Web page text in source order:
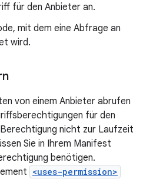
für den Anbieter an.
mit dem eine Abfrage an
wird.
von einem Anbieter abrufen
für den
nicht zur Laufzeit
Sie in Ihrem Manifest
benötigen.
<uses-permission>